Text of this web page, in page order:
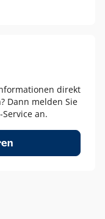
in Ausnahmefällen
Weiß-Umsetzungen
von jeweils einer
direkt
Dann melden Sie
an.